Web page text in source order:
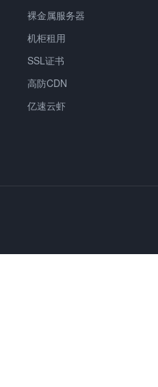
裸金属服务器
机柜租用
SSL证书
高防CDN
亿速云虾